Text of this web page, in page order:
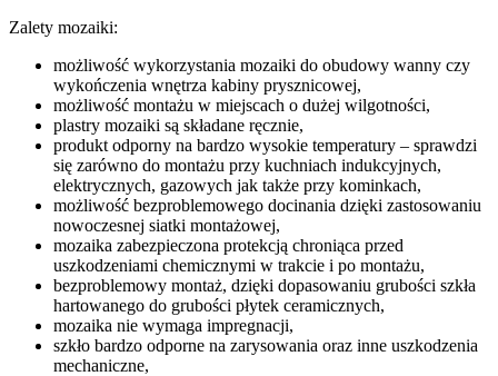
Zalety mozaiki:
możliwość wykorzystania mozaiki do obudowy wanny czy
wykończenia wnętrza kabiny prysznicowej,
możliwość montażu w miejscach o dużej wilgotności,
plastry mozaiki są składane ręcznie,
produkt odporny na bardzo wysokie temperatury – sprawdzi
się zarówno do montażu przy kuchniach indukcyjnych,
elektrycznych, gazowych jak także przy kominkach,
możliwość bezproblemowego docinania dzięki zastosowaniu
nowoczesnej siatki montażowej,
mozaika zabezpieczona protekcją chroniąca przed
uszkodzeniami chemicznymi w trakcie i po montażu,
bezproblemowy montaż, dzięki dopasowaniu grubości szkła
hartowanego do grubości płytek ceramicznych,
mozaika nie wymaga impregnacji,
szkło bardzo odporne na zarysowania oraz inne uszkodzenia
mechaniczne,